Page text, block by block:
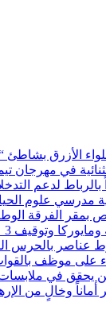
الأزرق بشاطئ
في مهرجان
مدرسي علوم
بمقر الفرقة
وتوقيف 3 عناصر
عناصر بالحرس
على موظف
يحقق في ملابسات
وخالٍ من الإرهاب